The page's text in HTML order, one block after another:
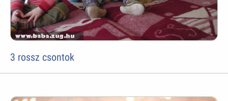
3 rossz csontok